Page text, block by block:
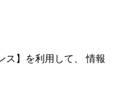
ス】を利用して、 情報